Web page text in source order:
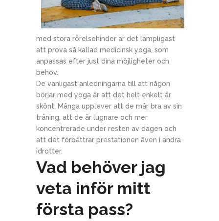
med stora rörelsehinder är det lämpligast
att prova så kallad medicinsk yoga, som
anpassas efter just dina möjligheter och
behov.
De vanligast anledningarna till att någon
börjar med yoga är att det helt enkelt är
skönt. Många upplever att de mår bra av sin
träning, att de är lugnare och mer
koncentrerade under resten av dagen och
att det förbättrar prestationen även i andra
idrotter.
Vad behöver jag
veta inför mitt
första pass?